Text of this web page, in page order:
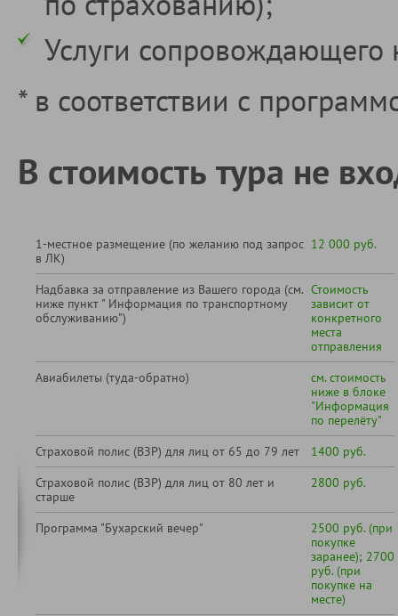
Услуги сопровождающего
* в соответствии с
В стоимость тура не
1-местное размещение (по желанию под запрос
в ЛК)
12 000 руб.
Надбавка за отправление из Вашего города (см.
ниже пункт " Информация по транспортному
обслуживанию")
Стоимость
зависит от
конкретного
места
отправления
Авиабилеты (туда-обратно)
см. стоимость
ниже в блоке
"Информация
по перелёту"
Страховой полис (ВЗР) для лиц от 65 до 79 лет
1400 руб.
Страховой полис (ВЗР) для лиц от 80 лет и
старше
2800 руб.
Программа "Бухарский вечер"
2500 руб. (при
покупке
заранее); 2700
руб. (при
покупке на
месте)